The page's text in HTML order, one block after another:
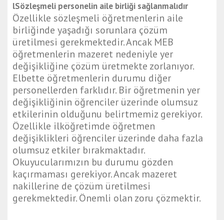
lSözleşmeli personelin aile birliği sağlanmalıdır
Özellikle sözleşmeli öğretmenlerin aile
birliğinde yaşadığı sorunlara çözüm
üretilmesi gerekmektedir. Ancak MEB
öğretmenlerin mazeret nedeniyle yer
değişikliğine çözüm üretmekte zorlanıyor.
Elbette öğretmenlerin durumu diğer
personellerden farklıdır. Bir öğretmenin yer
değişikliğinin öğrenciler üzerinde olumsuz
etkilerinin olduğunu belirtmemiz gerekiyor.
Özellikle ilköğretimde öğretmen
değişiklikleri öğrenciler üzerinde daha fazla
olumsuz etkiler bırakmaktadır.
Okuyucularımızın bu durumu gözden
kaçırmaması gerekiyor. Ancak mazeret
nakillerine de çözüm üretilmesi
gerekmektedir. Önemli olan zoru çözmektir.